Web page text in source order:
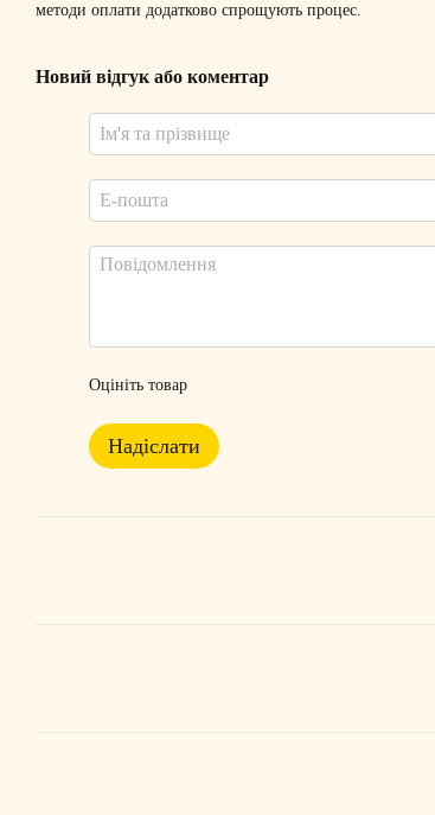
методи оплати додатково спрощують процес.
Новий відгук або коментар
Оцініть товар
Надіслати